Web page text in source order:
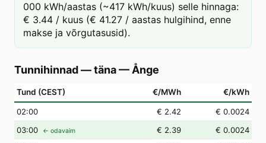
000 kWh/aastas (~417 kWh/kuus) selle hinnaga:
€ 3.44 / kuus (€ 41.27 / aastas hulgihind, enne
makse ja võrgutasusid).
Tunnihinnad — täna— Ånge
Tund (CEST) €/MWh €/kWh
02:00 € 2.42
€ 0.0024
03:00 ← odavaim € 2.39
€ 0.0024